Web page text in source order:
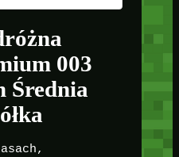
003
Średnia